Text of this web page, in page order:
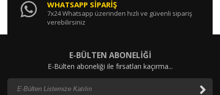
WHATSAPP SİPARİŞ
7x24 Whatsapp üzerinden hızlı ve güvenli sipariş
verebilirsiniz
E-BÜLTEN ABONELİĞİ
E-Bülten aboneliği ile fırsatları kaçırma...